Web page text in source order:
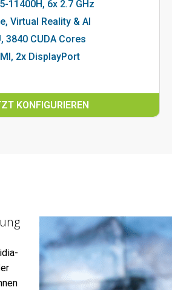
11400H, 6x 2.7 GHz
Virtual Reality & AI
3840 CUDA Cores
2x DisplayPort
KONFIGURIEREN